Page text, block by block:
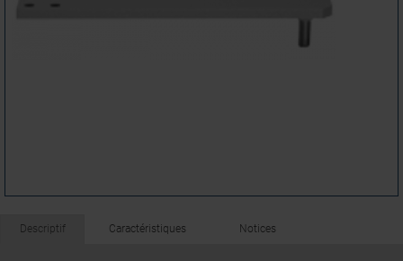
Descriptif Caractéristiques Notices